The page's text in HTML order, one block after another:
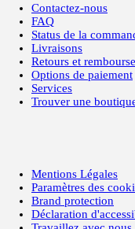
Contactez-nous
FAQ
Status de la
Livraisons
Retours et
Options de paiement
Services
Trouver une
Mentions Légales
Paramètres des
Brand protection
Déclaration